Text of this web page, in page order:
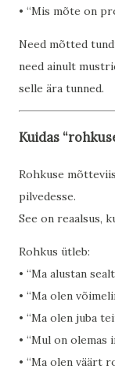
• “Mis mõte on
Need mõtted
need ainult
selle ära tunned.
Kuidas
Rohkuse
pilvedesse.
See on reaalsus,
Rohkus ütleb:
• “Ma alustan
• “Ma olen
• “Ma olen juba
• “Mul on olemas
• “Ma olen väärt